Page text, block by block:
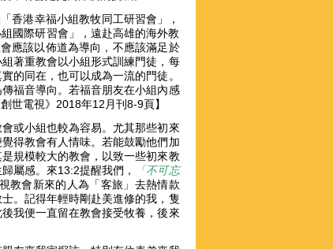
香港幸福小組教牧同工研習會」，
國際研習會」，遠赴高雄的海外教
應該以佈道為導向，不應該滿足於
著重教會以小組形式訓練門徒，每
的同在，也可以成為一流的門徒。
福音導向。若福音朋友在小組內感
世電視》2018年12月刊8-9頁】
或小組也較為容易。尤其那些初來
得教會有人情味。若能鼓勵他們加
規模較大的教會，以致一些初來教
屬感。來13:2提醒我們，
「不可忘
教會新來的人為「客旅」去熱情款
。記得年輕時剛赴美進修的我，隻
我便一直留在教會接受牧養，後來